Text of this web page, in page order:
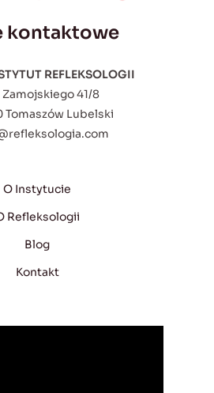
kontaktowe
REFLEKSOLOGII
Zamojskiego 41/8
Tomaszów Lubelski
O Instytucie
Refleksologii
Blog
Kontakt